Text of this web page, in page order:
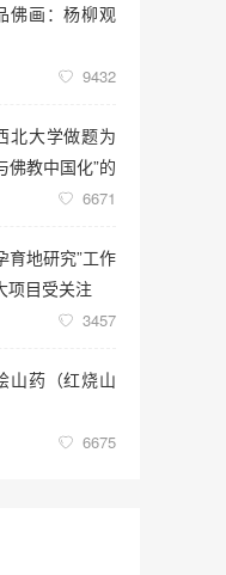
佛画：杨柳观
9432
北大学做题为
佛教中国化”的
6671
育地研究”工作
项目受关注
3457
山药（红烧山
6675